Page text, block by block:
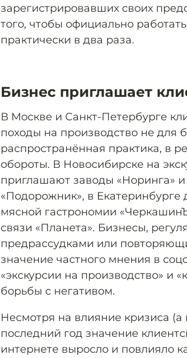
зарегистрировавших своих
того, чтобы официально
практически в два раза.
Бизнес приглашает
В Москве и Санкт-Петербурге
походы на производство не для
распространённая практика, в
обороты. В Новосибирске на
приглашают заводы «Норинга» и
«Подорожник», в
мясной гастрономии
связи «Планета». Бизнесы,
предрассудками или
значение частного мнения в
«экскурсии на производство» и
борьбы с негативом.
Несмотря на влияние кризиса
последний год значение
интернете выросло и повлияло